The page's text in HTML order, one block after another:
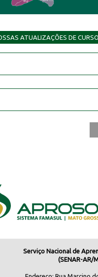
ATUALIZAÇÕES DE
Serviço Nacional de
(SENAR-AR/